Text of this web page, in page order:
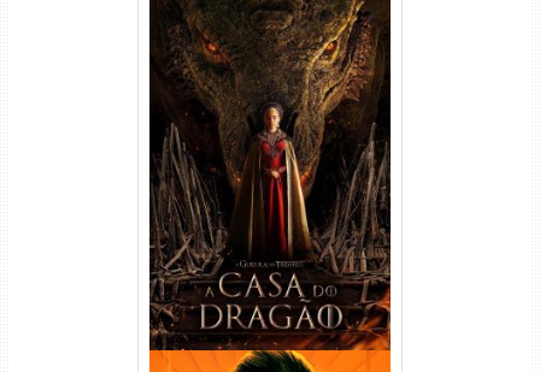
A Casa do Dragão 1ª
Temporada Torrent (2022)
WEB-DL 720p/1080p Dual
Áudio